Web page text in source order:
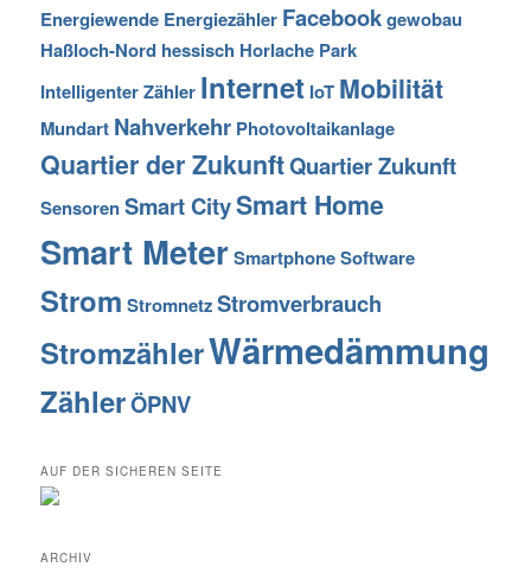
Energiewende Energiezähler Facebookgewobau
Haßloch-Nord hessisch Horlache Park
Intelligenter Zähler Internet IoT Mobilität
Mundart Nahverkehr Photovoltaikanlage
Quartier der ZukunftQuartier Zukunft
SensorenSmart CitySmart Home
Smart MeterSmartphoneSoftware
Strom StromnetzStromverbrauch
StromzählerWärmedämmung
ZählerÖPNV
AUF DER SICHEREN SEITE
ARCHIV